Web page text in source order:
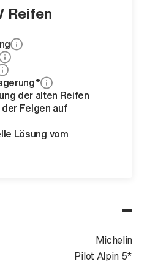
Michelin
Pilot Alpin 5*
Reifen
der alten Reifen
Felgen auf
Lösung vom